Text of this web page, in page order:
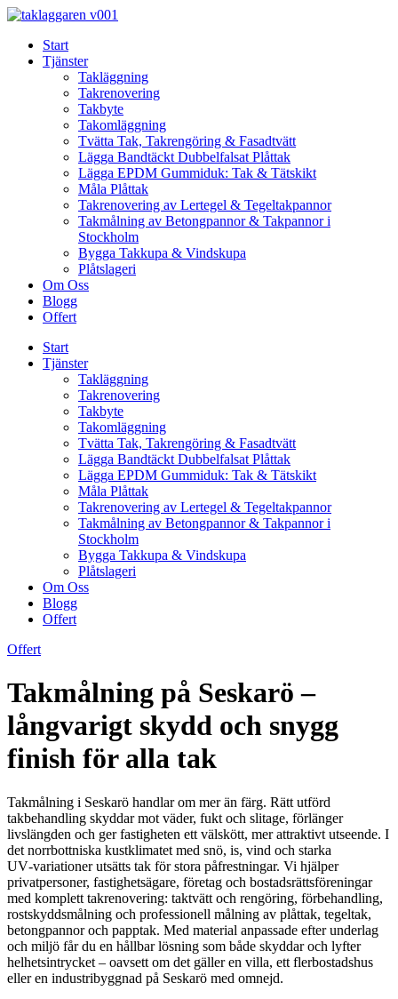
Skip
contentStart
Tjänster
Takläggning
Takrenovering
Takbyte
Takomläggning
Tvätta Tak, Takrengöring & Fasadtvätt
Lägga Bandtäckt Dubbelfalsat Plåttak
Lägga EPDM Gummiduk: Tak & Tätskikt
Måla Plåttak
Takrenovering av Lertegel & Tegeltakpannor
Takmålning av Betongpannor & Takpannor i
Stockholm
Bygga Takkupa & Vindskupa
Plåtslageri
Om Oss
Blogg
Offert
Start
Tjänster
Takläggning
Takrenovering
Takbyte
Takomläggning
Tvätta Tak, Takrengöring & Fasadtvätt
Lägga Bandtäckt Dubbelfalsat Plåttak
Lägga EPDM Gummiduk: Tak & Tätskikt
Måla Plåttak
Takrenovering av Lertegel & Tegeltakpannor
Takmålning av Betongpannor & Takpannor i
Stockholm
Bygga Takkupa & Vindskupa
Plåtslageri
Om Oss
Blogg
Offert
Offert
Takmålning på Seskarö –
långvarigt skydd och snygg
finish för alla tak
Takmålning i Seskarö handlar om mer än färg. Rätt utförd
takbehandling skyddar mot väder, fukt och slitage, förlänger
livslängden och ger fastigheten ett välskött, mer attraktivt utseende. I
det norrbottniska kustklimatet med snö, is, vind och starka
UV‑variationer utsätts tak för stora påfrestningar. Vi hjälper
privatpersoner, fastighetsägare, företag och bostadsrättsföreningar
med komplett takrenovering: taktvätt och rengöring, förbehandling,
rostskyddsmålning och professionell målning av plåttak, tegeltak,
betongpannor och papptak. Med material anpassade efter underlag
och miljö får du en hållbar lösning som både skyddar och lyfter
helhetsintrycket – oavsett om det gäller en villa, ett flerbostadshus
eller en industribyggnad på Seskarö med omnejd.